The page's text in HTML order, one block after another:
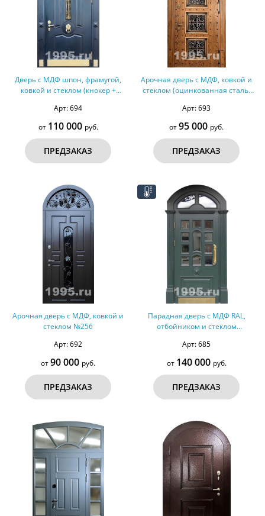
Дверь с МДФ шпон, фрамугой,
ковкой и стеклом (кнокер +
Арт: 694
от 110 000 руб.
ПРЕДЗАКАЗ
Арочная дверь с МДФ, ковкой и
стеклом (оцинкованная сталь)
Арт: 693
от95 000 руб.
ПРЕДЗАКАЗ
Арочная дверь с МДФ, ковкой и
стеклом №256
Арт: 692
от90 000 руб.
ПРЕДЗАКАЗ
Парадная дверь с МДФ RAL,
отбойником и стеклом
Арт: 685
от 140 000 руб.
ПРЕДЗАКАЗ